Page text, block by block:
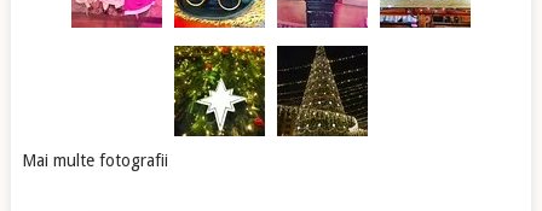
Mai multe fotografii